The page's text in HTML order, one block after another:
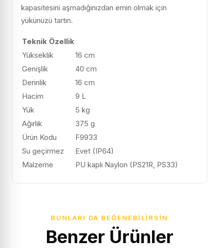
kapasitesini aşmadığınızdan emin olmak için
yükünüzü tartın.
Teknik Özellik
Yükseklik
16 cm
Genişlik
40 cm
Derinlik
16 cm
Hacim
9 L
Yük
5 kg
Ağırlık
375 g
Ürün Kodu
F9933
Su geçirmez
Evet (IP64)
Malzeme
PU kaplı Naylon (PS21R, PS33)
BUNLARI DA BEĞENEBILIRSIN
Benzer Ürünler